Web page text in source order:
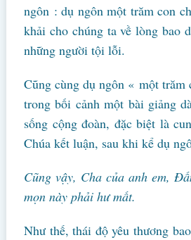
ngôn : dụ ngôn một trăm con
khải cho chúng ta về lòng bao
những người tội lỗi.
Cũng cùng dụ ngôn « một
trong bối cảnh một bài giảng
sống cộng đoàn, đặc biệt là
Chúa kết luận, sau khi kể dụ
Cũng vậy, Cha của anh em,
mọn này phải hư mất.
Như thế, thái độ yêu thương